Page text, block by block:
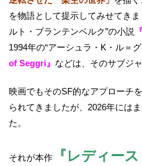
を物語として提示してみせてき
ルト・ブランテンベルク”の小説
1994年の“アーシュラ・K・ル＝
of Seggri』 などは、そのサブジ
映画でもそのSF的なアプローチ
られてきましたが、2026年には
た。
それが本作
『レディー